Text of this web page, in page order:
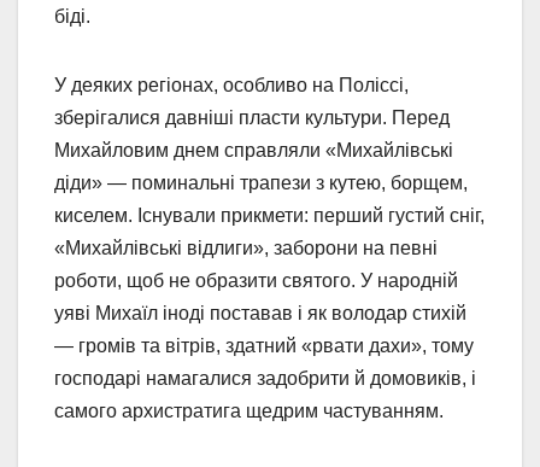
біді.
У деяких регіонах, особливо на Поліссі,
зберігалися давніші пласти культури. Перед
Михайловим днем справляли «Михайлівські
діди» — поминальні трапези з кутею, борщем,
киселем. Існували прикмети: перший густий сніг,
«Михайлівські відлиги», заборони на певні
роботи, щоб не образити святого. У народній
уяві Михаїл іноді поставав і як володар стихій
— громів та вітрів, здатний «рвати дахи», тому
господарі намагалися задобрити й домовиків, і
самого архистратига щедрим частуванням.